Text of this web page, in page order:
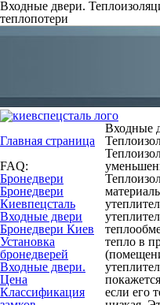
Входные двери.
теплопотери
Главная страница
FAQ:
Бронедвери
Бронедвери
Киевпецсталь
Входные двери
Бронедвери Киев
Установка
бронедверей
Входные двери.
Цена
Классификация
Входные
тепло в
если его